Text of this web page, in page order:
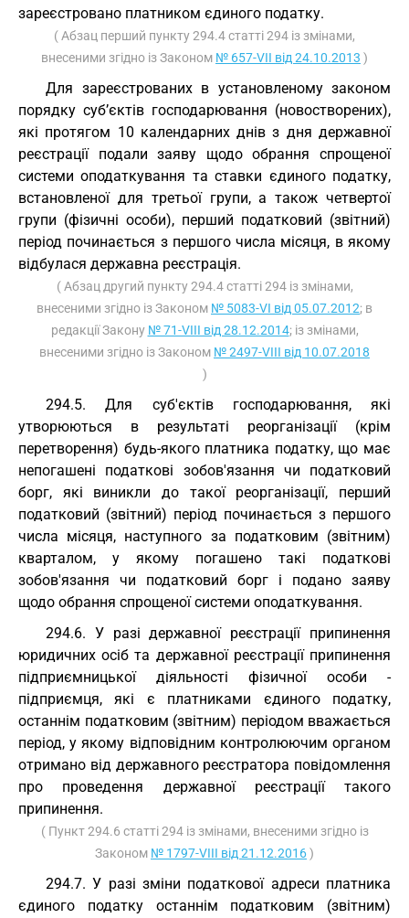
зареєстровано платником єдиного податку.
( Абзац перший пункту 294.4 статті 294 із змінами,
внесеними згідно із Законом № 657-VII від 24.10.2013 )
Для зареєстрованих в установленому законом
порядку суб’єктів господарювання (новостворених),
які протягом 10 календарних днів з дня державної
реєстрації подали заяву щодо обрання спрощеної
системи оподаткування та ставки єдиного податку,
встановленої для третьої групи, а також четвертої
групи (фізичні особи), перший податковий (звітний)
період починається з першого числа місяця, в якому
відбулася державна реєстрація.
( Абзац другий пункту 294.4 статті 294 із змінами,
внесеними згідно із Законом № 5083-VI від 05.07.2012; в
редакції Закону № 71-VIII від 28.12.2014; із змінами,
внесеними згідно із Законом № 2497-VIII від 10.07.2018
)
294.5. Для суб'єктів господарювання, які
утворюються в результаті реорганізації (крім
перетворення) будь-якого платника податку, що має
непогашені податкові зобов'язання чи податковий
борг, які виникли до такої реорганізації, перший
податковий (звітний) період починається з першого
числа місяця, наступного за податковим (звітним)
кварталом, у якому погашено такі податкові
зобов'язання чи податковий борг і подано заяву
щодо обрання спрощеної системи оподаткування.
294.6. У разі державної реєстрації припинення
юридичних осіб та державної реєстрації припинення
підприємницької діяльності фізичної особи -
підприємця, які є платниками єдиного податку,
останнім податковим (звітним) періодом вважається
період, у якому відповідним контролюючим органом
отримано від державного реєстратора повідомлення
про проведення державної реєстрації такого
припинення.
( Пункт 294.6 статті 294 із змінами, внесеними згідно із
Законом № 1797-VIII від 21.12.2016)
294.7. У разі зміни податкової адреси платника
єдиного податку останнім податковим (звітним)